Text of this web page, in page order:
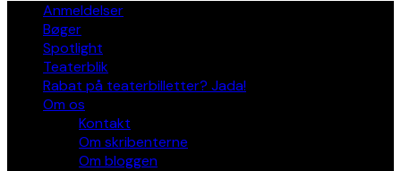
Anmeldelser
Bøger
Spotlight
Teaterblik
Rabat på teaterbilletter? Jada!
Om os
Kontakt
Om skribenterne
Om bloggen